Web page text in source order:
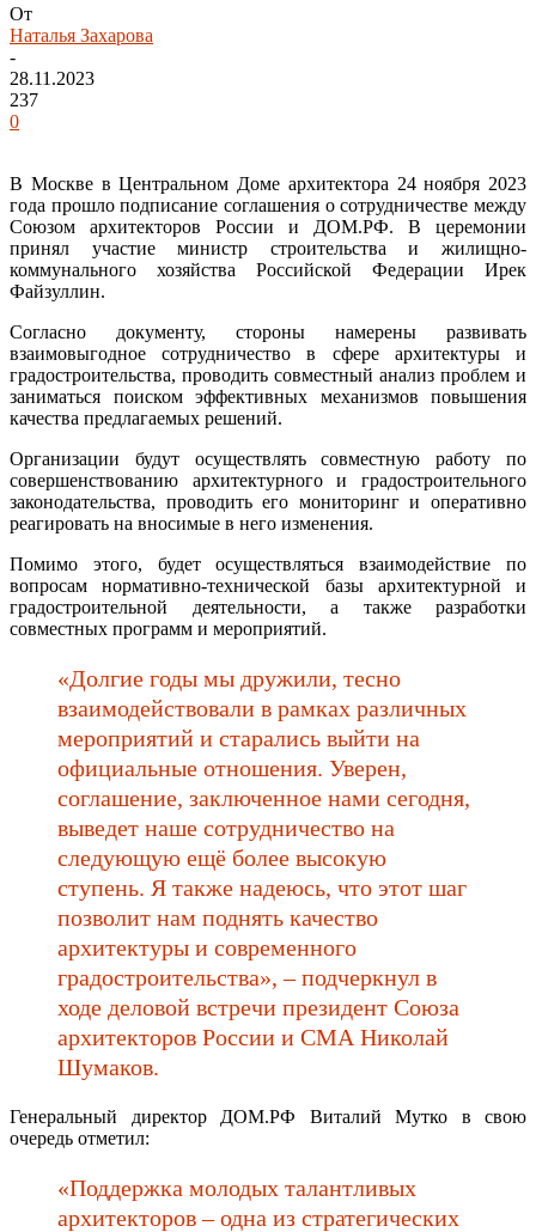
От
Наталья Захарова
-
28.11.2023
237
0
В Москве в Центральном Доме архитектора 24 ноября 2023
года прошло подписание соглашения о сотрудничестве между
Союзом архитекторов России и ДОМ.РФ. В церемонии
принял участие министр строительства и жилищно-
коммунального хозяйства Российской Федерации Ирек
Файзуллин.
Согласно документу, стороны намерены развивать
взаимовыгодное сотрудничество в сфере архитектуры и
градостроительства, проводить совместный анализ проблем и
заниматься поиском эффективных механизмов повышения
качества предлагаемых решений.
Организации будут осуществлять совместную работу по
совершенствованию архитектурного и градостроительного
законодательства, проводить его мониторинг и оперативно
реагировать на вносимые в него изменения.
Помимо этого, будет осуществляться взаимодействие по
вопросам нормативно-технической базы архитектурной и
градостроительной деятельности, а также разработки
совместных программ и мероприятий.
«Долгие годы мы дружили, тесно
взаимодействовали в рамках различных
мероприятий и старались выйти на
официальные отношения. Уверен,
соглашение, заключенное нами сегодня,
выведет наше сотрудничество на
следующую ещё более высокую
ступень. Я также надеюсь, что этот шаг
позволит нам поднять качество
архитектуры и современного
градостроительства», – подчеркнул в
ходе деловой встречи президент Союза
архитекторов России и СМА Николай
Шумаков.
Генеральный директор ДОМ.РФ Виталий Мутко в свою
очередь отметил:
«Поддержка молодых талантливых
архитекторов – одна из стратегических